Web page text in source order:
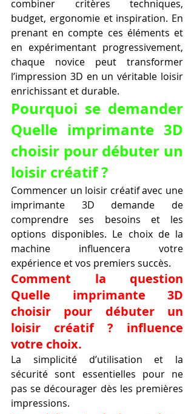
combiner critères techniques,
budget, ergonomie et inspiration. En
prenant en compte ces éléments et
en expérimentant progressivement,
chaque novice peut transformer
l’impression 3D en un véritable loisir
enrichissant et durable.
Pourquoi se demander
Quelle imprimante 3D
choisir pour débuter un
loisir créatif ?
Commencer un loisir créatif avec une
imprimante 3D demande de
comprendre ses besoins et les
options disponibles. Le choix de la
machine influencera votre
expérience et vos premiers succès.
Comment la question
Quelle imprimante 3D
choisir pour débuter un
loisir créatif ? influence
votre choix.
La simplicité d’utilisation et la
sécurité sont essentielles pour ne
pas se décourager dès les premières
impressions.